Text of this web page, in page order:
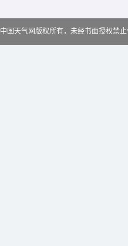
中国天气网版权所有，未经书面授权